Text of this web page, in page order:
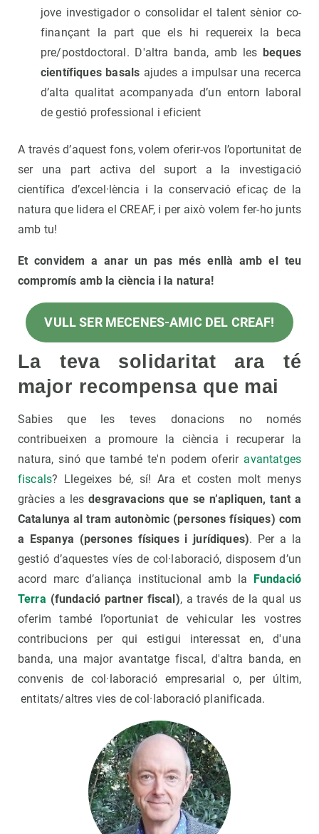
jove investigador o consolidar el talent sènior co-
finançant la part que els hi requereix la beca
pre/postdoctoral. D'altra banda, amb les beques
científiques basals ajudes a impulsar una recerca
d’alta qualitat acompanyada d’un entorn laboral
de gestió professional i eficient
A través d’aquest fons, volem oferir-vos l’oportunitat de
ser una part activa del suport a la investigació
científica d’excel·lència i la conservació eficaç de la
natura que lidera el CREAF, i per això volem fer-ho junts
amb tu!
Et convidem a anar un pas més enllà amb el teu
compromís amb la ciència i la natura!
VULL SER MECENES-AMIC DEL CREAF!
La teva solidaritat ara té
major recompensa que mai
Sabies que les teves donacions no només
contribueixen a promoure la ciència i recuperar la
natura, sinó que també te'n podem oferir avantatges
fiscals? Llegeixes bé, sí! Ara et costen molt menys
gràcies a lesdesgravacions que se n’apliquen, tant a
Catalunya al tram autonòmic (persones físiques) com
a Espanya (persones físiques i jurídiques). Per a la
gestió d’aquestes víes de col·laboració, disposem d’un
acord marc d’aliança institucional amb la
Fundació
Terra (fundació partner fiscal), a través de la qual us
oferim també l’oportuniat de vehicular les vostres
contribucions per qui estigui interessat en, d'una
banda, una major avantatge fiscal, d'altra banda, en
convenis de col·laboració empresarial o, per últim,
entitats/altres vies de col·laboració planificada.